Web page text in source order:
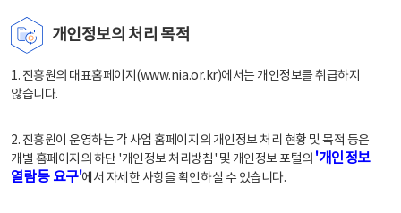
개인정보의 처리 목적
1. 진흥원의 대표홈페이지(www.nia.or.kr)에서는 개인정보를 취급하지
않습니다.
2. 진흥원이 운영하는 각 사업 홈페이지의 개인정보 처리 현황 및 목적 등은
개별 홈페이지의 하단 '개인정보 처리방침' 및 개인정보 포털의 '개인정보
열람등 요구'에서 자세한 사항을 확인하실 수 있습니다.